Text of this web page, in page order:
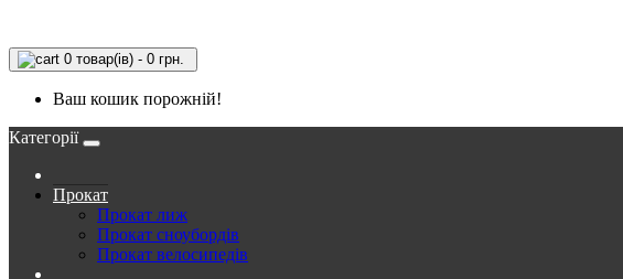
0 товар(ів) - 0 грн.
Ваш кошик порожній!
Категорії
Прокат
Прокат лиж
Прокат сноубордів
Прокат велосипедів